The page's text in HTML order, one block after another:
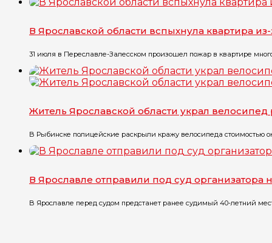
В Ярославской области вспыхнула квартира
31 июля в Переславле-Залесском произошел пожар в квартире
Житель Ярославской области украл
В Рыбинске полицейские раскрыли кражу велосипеда стоимостью
В Ярославле отправили под суд организатора
В Ярославле перед судом предстанет ранее судимый 40-летний